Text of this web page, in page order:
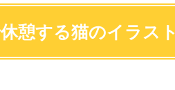
憩する猫のイラスト